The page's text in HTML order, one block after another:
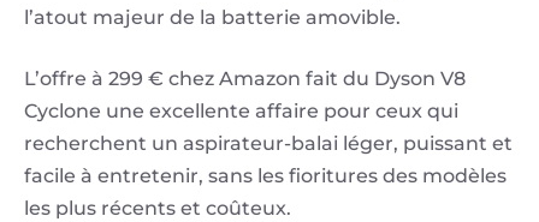
l’atout majeur de la batterie amovible.
L’offre à 299 € chez Amazon fait du Dyson V8
Cyclone une excellente affaire pour ceux qui
recherchent un aspirateur-balai léger, puissant et
facile à entretenir, sans les fioritures des modèles
les plus récents et coûteux.